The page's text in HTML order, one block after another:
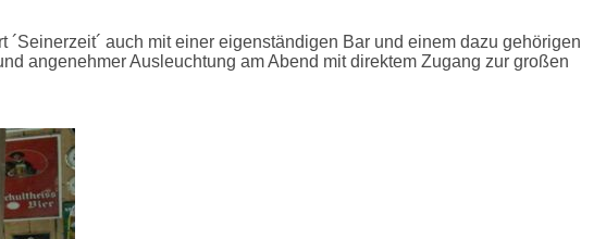
auch mit einer eigenständigen Bar und einem dazu gehörigen
angenehmer Ausleuchtung am Abend mit direktem Zugang zur großen